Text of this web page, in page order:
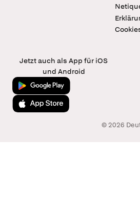
Jetzt auch als App für iOS
und Android
Jetzt bei Google Play
Laden im App Store
© 2026